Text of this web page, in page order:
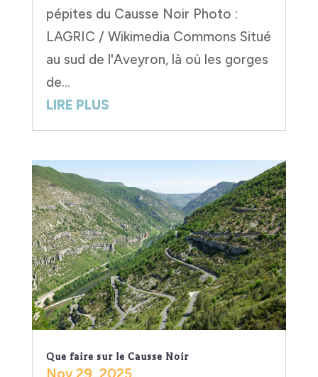
pépites du Causse Noir Photo :
LAGRIC / Wikimedia Commons Situé
au sud de l'Aveyron, là où les gorges
de...
LIRE PLUS
Que faire sur le Causse Noir
Nov 29, 2025